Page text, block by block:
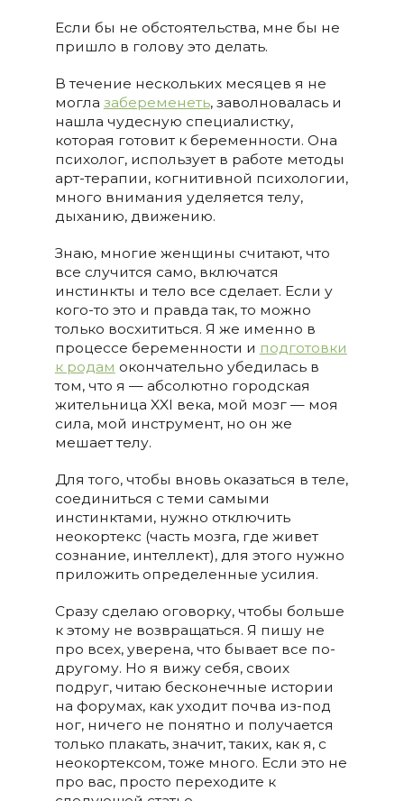
Если бы не обстоятельства, мне бы не
пришло в голову это делать.
В течение нескольких месяцев я не
могла забеременеть, заволновалась и
нашла чудесную специалистку,
которая готовит к беременности. Она
психолог, использует в работе методы
арт-терапии, когнитивной психологии,
много внимания уделяется телу,
дыханию, движению.
Знаю, многие женщины считают, что
все случится само, включатся
инстинкты и тело все сделает. Если у
кого-то это и правда так, то можно
только восхититься. Я же именно в
процессе беременности и подготовки
к родам окончательно убедилась в
том, что я — абсолютно городская
жительница XXI века, мой мозг — моя
сила, мой инструмент, но он же
мешает телу.
Для того, чтобы вновь оказаться в теле,
соединиться с теми самыми
инстинктами, нужно отключить
неокортекс (часть мозга, где живет
сознание, интеллект), для этого нужно
приложить определенные усилия.
Сразу сделаю оговорку, чтобы больше
к этому не возвращаться. Я пишу не
про всех, уверена, что бывает все по-
другому. Но я вижу себя, своих
подруг, читаю бесконечные истории
на форумах, как уходит почва из-под
ног, ничего не понятно и получается
только плакать, значит, таких, как я, с
неокортексом, тоже много. Если это не
про вас, просто переходите к